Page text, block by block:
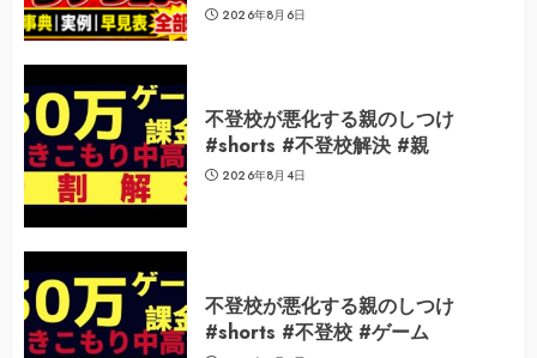
2026年8月6日
不登校が悪化する親のしつけ
#shorts #不登校解決 #親
2026年8月4日
不登校が悪化する親のしつけ
#shorts #不登校 #ゲーム